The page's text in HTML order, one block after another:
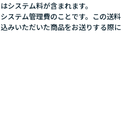
システム料が含まれます。
ステム管理費のことです。この送料
みいただいた商品をお送りする際に